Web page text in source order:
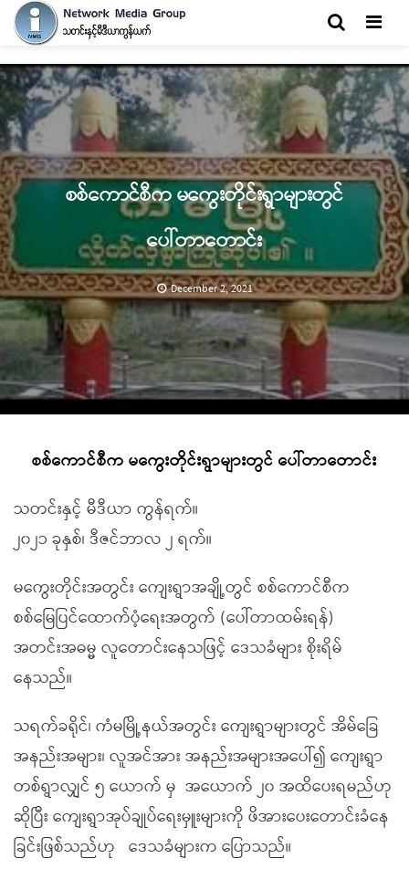
စစ်ကောင်စီက မကွေးတိုင်းရွာများတွင်
ပေါ်တာတောင်း
December 2, 2021
စစ်ကောင်စီက မကွေးတိုင်းရွာများတွင် ပေါ်တာတောင်း
သတင်းနှင့် မီဒီယာ ကွန်ရက်။
၂၀၂၁ ခုနှစ်၊ ဒီဇင်ဘာလ ၂ ရက်။
မကွေးတိုင်းအတွင်း ‌ကျေးရွာအချို့တွင် စစ်ကောင်စီက
စစ်မြေပြင်ထောက်ပံ့ရေးအတွက် (ပေါ်တာထမ်းရန်)
အတင်းအဓမ္မ လူတောင်းနေသဖြင့် ဒေသခံများ စိုးရိမ်
နေသည်။
သရက်ခရိုင်၊ ကံမမြို့နယ်အတွင်း ကျေးရွာများတွင် အိမ်ခြေ
အနည်းအများ၊ လူအင်အား အနည်းအများအပေါ်၍ ကျေးရွာ
တစ်ရွာလျှင် ၅ ယောက် မှ အယောက် ၂၀ အထိ‌ပေးရမည်ဟု
ဆိုပြီး ကျေးရွာအုပ်ချုပ်ရေးမှူးများကို ဖိအားပေးတောင်းခံနေ
ခြင်းဖြစ်သည်ဟု ဒေသခံများက ပြောသည်။